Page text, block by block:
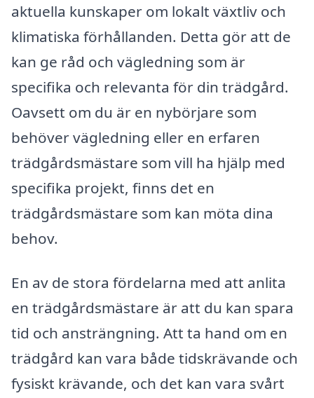
aktuella kunskaper om lokalt växtliv och
klimatiska förhållanden. Detta gör att de
kan ge råd och vägledning som är
specifika och relevanta för din trädgård.
Oavsett om du är en nybörjare som
behöver vägledning eller en erfaren
trädgårdsmästare som vill ha hjälp med
specifika projekt, finns det en
trädgårdsmästare som kan möta dina
behov.
En av de stora fördelarna med att anlita
en trädgårdsmästare är att du kan spara
tid och ansträngning. Att ta hand om en
trädgård kan vara både tidskrävande och
fysiskt krävande, och det kan vara svårt